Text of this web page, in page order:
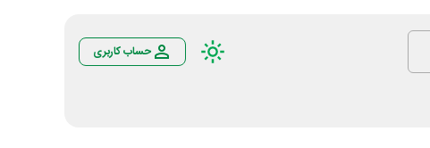
حساب کاربری